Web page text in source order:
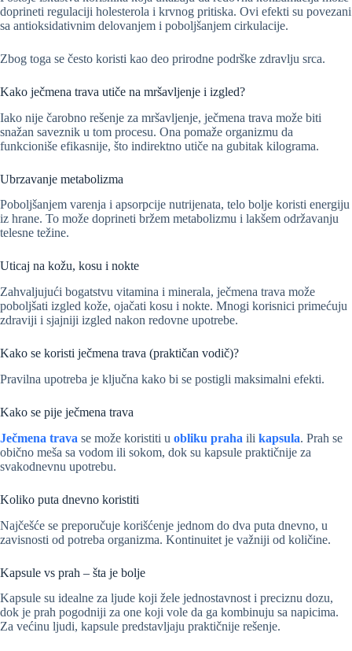
doprineti regulaciji holesterola i krvnog pritiska. Ovi efekti su povezani
sa antioksidativnim delovanjem i poboljšanjem cirkulacije.
Zbog toga se često koristi kao deo prirodne podrške zdravlju srca.
Kako ječmena trava utiče na mršavljenje i izgled?
Iako nije čarobno rešenje za mršavljenje, ječmena trava može biti
snažan saveznik u tom procesu. Ona pomaže organizmu da
funkcioniše efikasnije, što indirektno utiče na gubitak kilograma.
Ubrzavanje metabolizma
Poboljšanjem varenja i apsorpcije nutrijenata, telo bolje koristi energiju
iz hrane. To može doprineti bržem metabolizmu i lakšem održavanju
telesne težine.
Uticaj na kožu, kosu i nokte
Zahvaljujući bogatstvu vitamina i minerala, ječmena trava može
poboljšati izgled kože, ojačati kosu i nokte. Mnogi korisnici primećuju
zdraviji i sjajniji izgled nakon redovne upotrebe.
Kako se koristi ječmena trava (praktičan vodič)?
Pravilna upotreba je ključna kako bi se postigli maksimalni efekti.
Kako se pije ječmena trava
Ječmena trava se može koristiti u obliku praha ili kapsula. Prah se
obično meša sa vodom ili sokom, dok su kapsule praktičnije za
svakodnevnu upotrebu.
Koliko puta dnevno koristiti
Najčešće se preporučuje korišćenje jednom do dva puta dnevno, u
zavisnosti od potreba organizma. Kontinuitet je važniji od količine.
Kapsule vs prah – šta je bolje
Kapsule su idealne za ljude koji žele jednostavnost i preciznu dozu,
dok je prah pogodniji za one koji vole da ga kombinuju sa napicima.
Za većinu ljudi, kapsule predstavljaju praktičnije rešenje.